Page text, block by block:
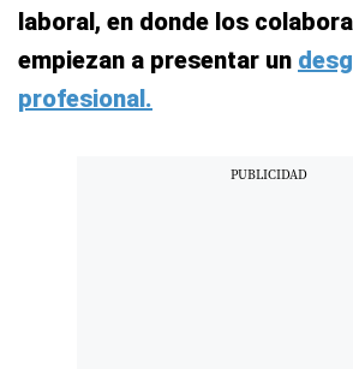
laboral, en donde los
empiezan a presentar un
profesional.